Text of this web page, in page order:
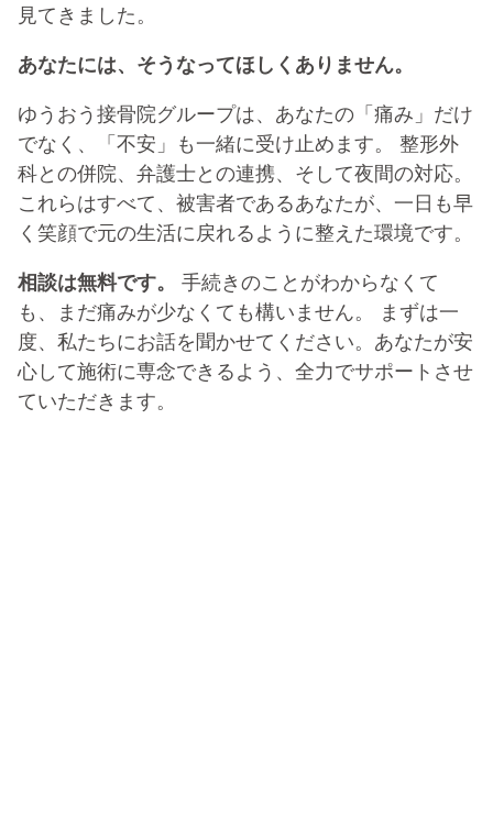
見てきました。
あなたには、そうなってほしくありません。
ゆうおう接骨院グループは、あなたの「痛み」だけ
でなく、「不安」も一緒に受け止めます。 整形外
科との併院、弁護士との連携、そして夜間の対応。
これらはすべて、被害者であるあなたが、一日も早
く笑顔で元の生活に戻れるように整えた環境です。
相談は無料です。
手続きのことがわからなくて
も、まだ痛みが少なくても構いません。 まずは一
度、私たちにお話を聞かせてください。あなたが安
心して施術に専念できるよう、全力でサポートさせ
ていただきます。